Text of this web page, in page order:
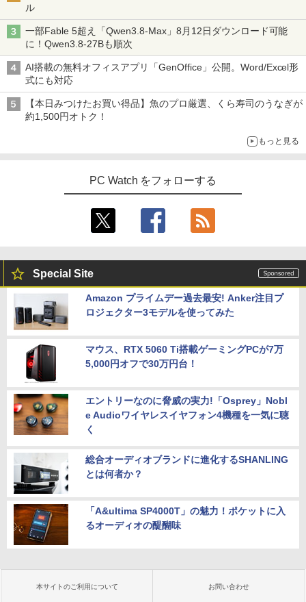
ル
一部Fable 5超え「Qwen3.8-Max」8月12日ダウンロード可能
に！Qwen3.8-27Bも順次
AI搭載の無料オフィスアプリ「GenOffice」公開。Word/Excel形
式にも対応
【本日みつけたお買い得品】魚のプロ厳選、くら寿司のうなぎが
約1,500円オトク！
もっと見る
PC Watch をフォローする
Special Site
Amazon プライムデー過去最安! Anker注目プ
ロジェクター3モデルを使ってみた
マウス、RTX 5060 Ti搭載ゲーミングPCが7万
5,000円オフで30万円台！
エントリーなのに脅威の実力!「Osprey」Nobl
e Audioワイヤレスイヤフォン4機種を一気に聴
く
総合オーディオブランドに進化するSHANLING
とは何者か？
「A&ultima SP4000T」の魅力！ポケットに入
るオーディオの醍醐味
本サイトのご利用について お問い合わせ